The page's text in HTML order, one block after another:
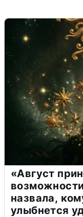
«Август
назвала,
улыбнется